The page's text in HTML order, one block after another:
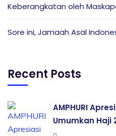
Keberangkatan oleh
Sore ini, Jamaah Asal
Recent Posts
AMPHURI
Umumkan Haji